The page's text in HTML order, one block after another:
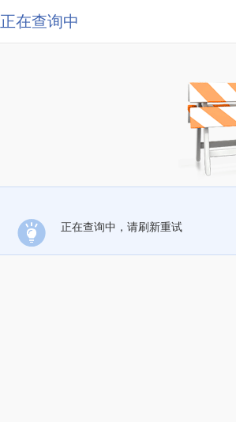
正在查询中
正在查询中，请刷新重试